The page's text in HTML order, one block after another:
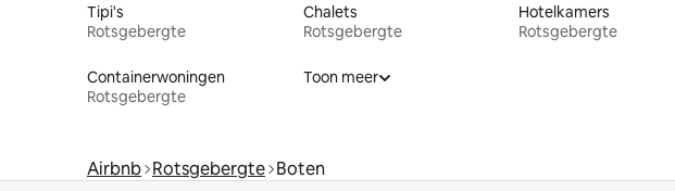
Tipi's
Rotsgebergte
Chalets
Rotsgebergte
Hotelkamers
Rotsgebergte
Containerwoningen
Rotsgebergte
Toon meer
Airbnb Rotsgebergte Boten